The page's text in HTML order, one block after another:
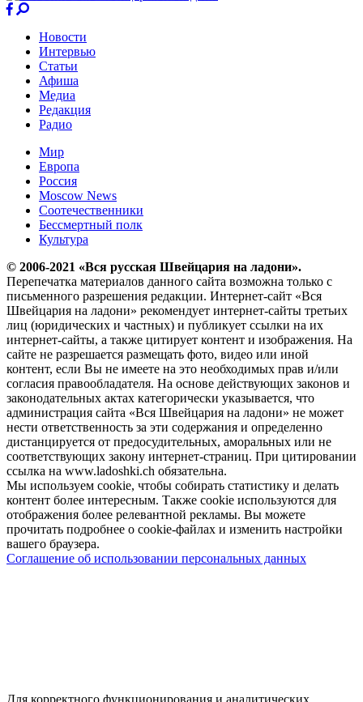
Новости
Интервью
Статьи
Афиша
Медиа
Редакция
Радио
Мир
Европа
Россия
Moscow News
Соотечественники
Бессмертный полк
Культура
© 2006-2021 «Вся русская Швейцария на ладони».
Перепечатка материалов данного сайта возможна только с
письменного разрешения редакции. Интернет-сайт «Вся
Швейцария на ладони» рекомендует интернет-сайты третьих
лиц (юридических и частных) и публикует ссылки на их
интернет-сайты, а также цитирует контент и изображения. На
сайте не разрешается размещать фото, видео или иной
контент, если Вы не имеете на это необходимых прав и/или
согласия правообладателя. На основе действующих законов и
законодательных актах категорически указывается, что
администрация сайта «Вся Швейцария на ладони» не может
нести ответственность за эти содержания и определенно
дистанцируется от предосудительных, аморальных или не
соответствующих закону интернет-страниц. При цитировании
ссылка на www.ladoshki.ch обязательна.
Мы используем cookie, чтобы собирать статистику и делать
контент более интересным. Также cookie используются для
отображения более релевантной рекламы. Вы можете
прочитать подробнее о cookie-файлах и изменить настройки
вашего браузера.
Соглашение об использовании персональных данных
Для корректного функционирования и аналитических